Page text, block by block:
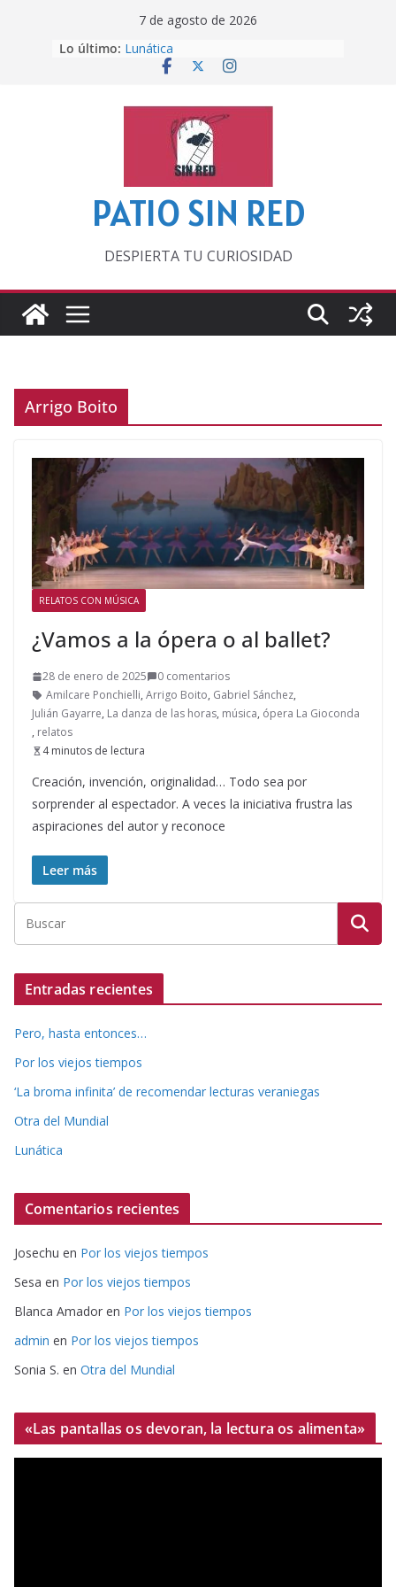
7 de agosto de 2026
Lo último: Lunática
Pero, hasta entonces…
‘La broma infinita’ de recomendar
lecturas veraniegas
Otra del Mundial
PATIO SIN RED
DESPIERTA TU CURIOSIDAD
Arrigo Boito
RELATOS CON MÚSICA
¿Vamos a la ópera o al ballet?
28 de enero de 2025
0 comentarios
Amilcare Ponchielli, Arrigo Boito, Gabriel Sánchez,
Julián Gayarre, La danza de las horas, música, ópera La Gioconda
, relatos
4 minutos de lectura
Creación, invención, originalidad… Todo sea por
sorprender al espectador. A veces la iniciativa frustra las
aspiraciones del autor y reconoce
Leer más
Entradas recientes
Pero, hasta entonces…
Por los viejos tiempos
‘La broma infinita’ de recomendar lecturas veraniegas
Otra del Mundial
Lunática
Comentarios recientes
Josechu en Por los viejos tiempos
Sesa en Por los viejos tiempos
Blanca Amador en Por los viejos tiempos
admin en Por los viejos tiempos
Sonia S. en Otra del Mundial
«Las pantallas os devoran, la lectura os alimenta»